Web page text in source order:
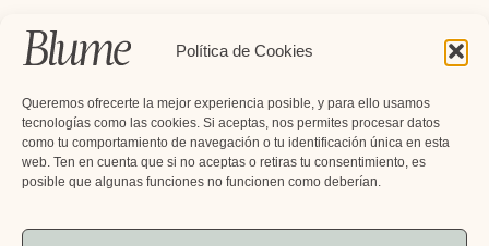
Política de Cookies
Queremos ofrecerte la mejor experiencia posible, y para ello usamos
tecnologías como las cookies. Si aceptas, nos permites procesar datos
como tu comportamiento de navegación o tu identificación única en esta
web. Ten en cuenta que si no aceptas o retiras tu consentimiento, es
posible que algunas funciones no funcionen como deberían.